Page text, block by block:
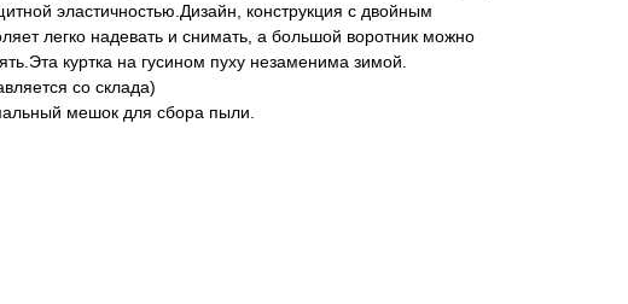
эластичностью.Дизайн, конструкция с двойным
легко надевать и снимать, а большой воротник можно
куртка на гусином пуху незаменима зимой.
со склада)
мешок для сбора пыли.